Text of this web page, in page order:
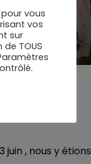
juin , nous y étions
vous
vos
sur
TOUS